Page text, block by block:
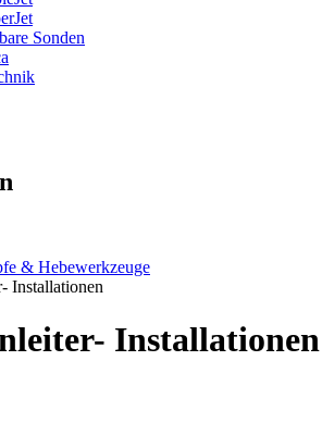
Sonden
& Hebewerkzeuge
Installationen
Installationen